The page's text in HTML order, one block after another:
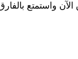
واستمتع